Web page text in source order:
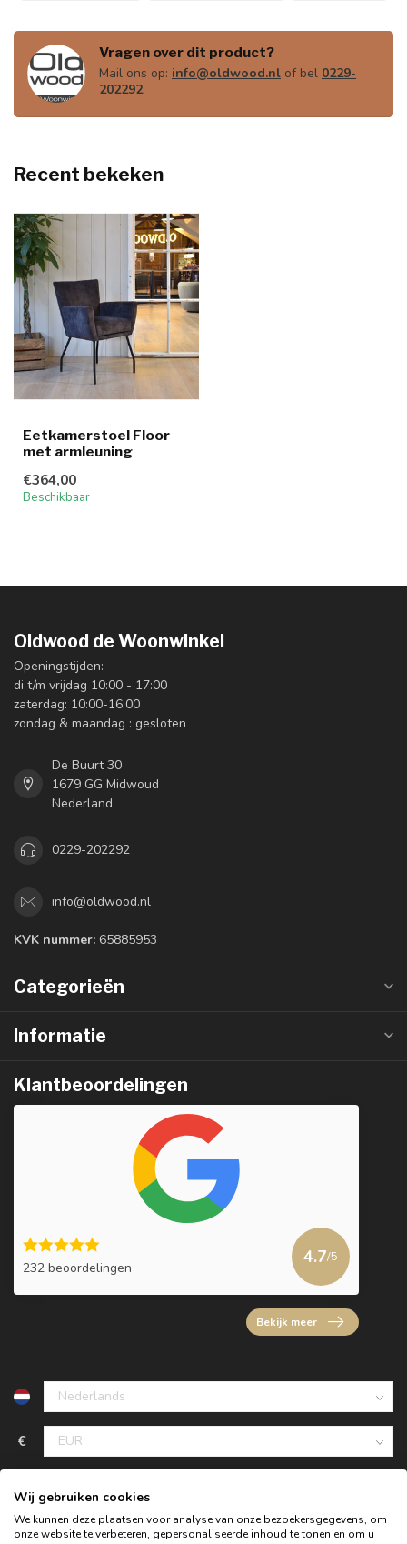
Vragen over dit product?
Mail ons op: info@oldwood.nl of bel 0229-
202292.
Recent bekeken
Eetkamerstoel Floor
met armleuning
€364,00
Beschikbaar
Oldwood de Woonwinkel
Openingstijden:
di t/m vrijdag 10:00 - 17:00
zaterdag: 10:00-16:00
zondag & maandag : gesloten
De Buurt 30
1679 GG Midwoud
Nederland
0229-202292
info@oldwood.nl
KVK nummer: 65885953
Categorieën
Informatie
Klantbeoordelingen
232 beoordelingen
4.7/5
Bekijk meer
€
Wij gebruiken cookies
We kunnen deze plaatsen voor analyse van onze bezoekersgegevens, om
onze website te verbeteren, gepersonaliseerde inhoud te tonen en om u